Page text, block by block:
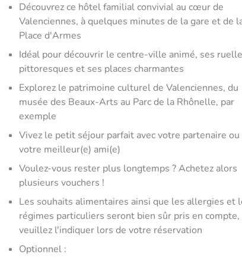
Découvrez ce hôtel familial convivial au cœur de
Valenciennes, à quelques minutes de la gare et de
Place d'Armes
Idéal pour découvrir le centre-ville animé, ses
pittoresques et ses places charmantes
Explorez le patrimoine culturel de Valenciennes, du
musée des Beaux-Arts au Parc de la Rhônelle, par
exemple
Vivez le petit séjour parfait avec votre partenaire ou
votre meilleur(e) ami(e)
Voulez-vous rester plus longtemps ? Achetez alors
plusieurs vouchers !
Les souhaits alimentaires ainsi que les allergies et
régimes particuliers seront bien sûr pris en compte,
veuillez l'indiquer lors de votre réservation
Optionnel :